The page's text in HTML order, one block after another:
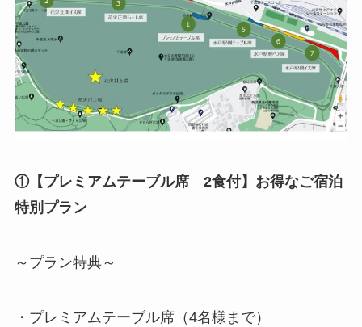
①【プレミアムテーブル席 2食付】お得なご宿泊
特別プラン
～プラン特典～
・プレミアムテーブル席（4名様まで）